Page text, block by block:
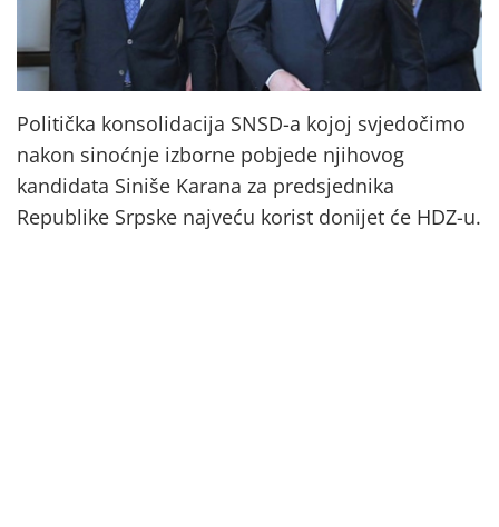
Politička konsolidacija SNSD-a kojoj svjedočimo
nakon sinoćnje izborne pobjede njihovog
kandidata Siniše Karana za predsjednika
Republike Srpske najveću korist donijet će HDZ-u.